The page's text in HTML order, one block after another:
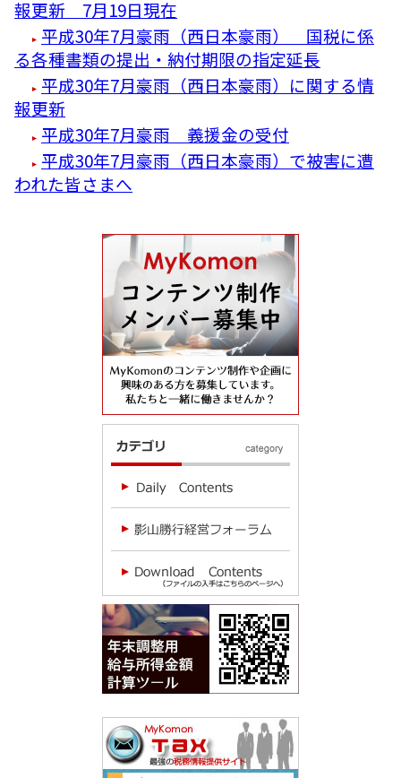
報更新 7月19日現在
平成30年7月豪雨（西日本豪雨） 国税に係
る各種書類の提出・納付期限の指定延長
平成30年7月豪雨（西日本豪雨）に関する情
報更新
平成30年7月豪雨 義援金の受付
平成30年7月豪雨（西日本豪雨）で被害に遭
われた皆さまへ